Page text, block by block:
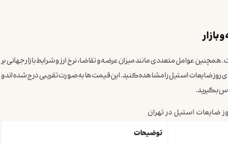
عوامل متعددی مانند میزان عرضه و تقاضا، نرخ ارز و شرایط بازار جهانی بر
روز ضایعات استیل را مشاهده کنید. این قیمت‌ها به صورت تقریبی درج شده‌اند و
بگیرید.
ضایعات استیل در تهران
توضیحات